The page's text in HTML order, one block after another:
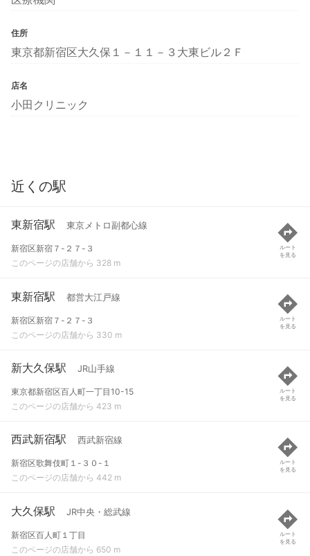
住所
東京都新宿区大久保１－１１－３大東ビル２Ｆ
店名
小田クリニック
近くの駅
東新宿駅 東京メトロ副都心線
新宿区新宿７-２７-３
このページの店舗から 328 m
ルート
を見る
東新宿駅 都営大江戸線
新宿区新宿７-２７-３
このページの店舗から 330 m
ルート
を見る
新大久保駅 JR山手線
東京都新宿区百人町一丁目10-15
このページの店舗から 423 m
ルート
を見る
西武新宿駅 西武新宿線
新宿区歌舞伎町１-３０-１
このページの店舗から 442 m
ルート
を見る
大久保駅 JR中央・総武線
新宿区百人町１丁目
このページの店舗から 650 m
ルート
を見る